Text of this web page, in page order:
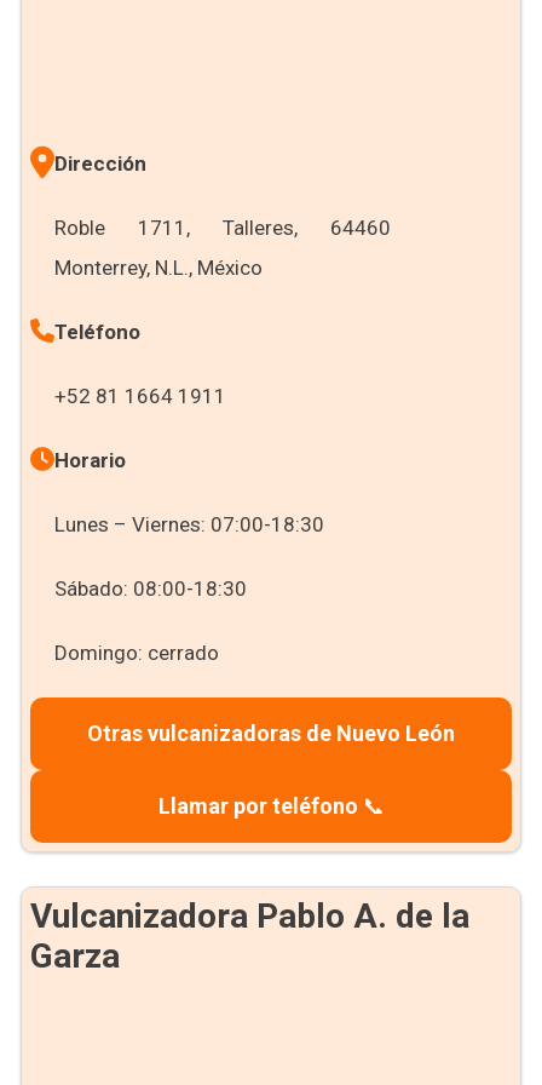
Dirección
Roble 1711, Talleres, 64460
Monterrey, N.L., México
Teléfono
+52 81 1664 1911
Horario
Lunes – Viernes: 07:00-18:30
Sábado: 08:00-18:30
Domingo: cerrado
Otras vulcanizadoras de Nuevo León
Llamar por teléfono 📞
Vulcanizadora Pablo A. de la
Garza